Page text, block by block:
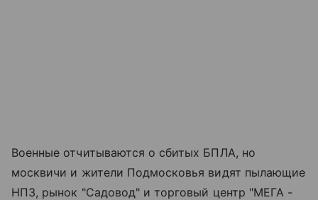
Военные отчитываются о сбитых БПЛА, но
москвичи и жители Подмосковья видят пылающие
НПЗ, рынок "Садовод" и торговый центр "МЕГА -